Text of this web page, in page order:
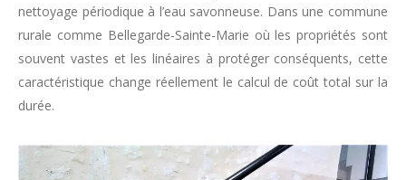
nettoyage périodique à l’eau savonneuse. Dans une commune
rurale comme Bellegarde-Sainte-Marie où les propriétés sont
souvent vastes et les linéaires à protéger conséquents, cette
caractéristique change réellement le calcul de coût total sur la
durée.